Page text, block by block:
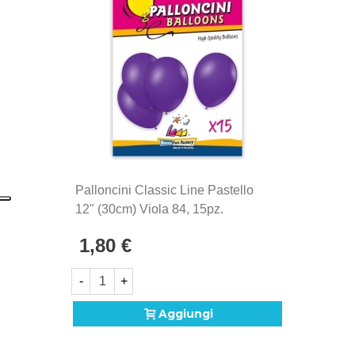
palloncini Rocca Fun Factory, prodotti in Italia dal
1902. Si distinguono per la qualità eccezionale e la
artigianale e attenzione ai dettagli.
Palloncini Classic Line Pastello
12" (30cm) Viola 84, 15pz.
1,80 €
- +
Aggiungi